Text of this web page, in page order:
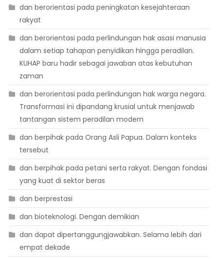
dan berorientasi pada peningkatan kesejahteraan
rakyat
dan berorientasi pada perlindungan hak asasi manusia
dalam setiap tahapan penyidikan hingga peradilan.
KUHAP baru hadir sebagai jawaban atas kebutuhan
zaman
dan berorientasi pada perlindungan hak warga negara.
Transformasi ini dipandang krusial untuk menjawab
tantangan sistem peradilan modern
dan berpihak pada Orang Asli Papua. Dalam konteks
tersebut
dan berpihak pada petani serta rakyat. Dengan fondasi
yang kuat di sektor beras
dan berprestasi
dan bioteknologi. Dengan demikian
dan dapat dipertanggungjawabkan. Selama lebih dari
empat dekade